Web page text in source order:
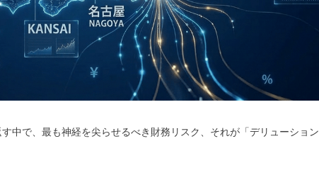
中で、最も神経を尖らせるべき財務リスク、それが「デリューション